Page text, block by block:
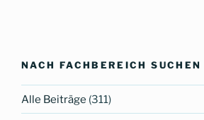
NACH FACHBEREICH SUCHEN
Alle Beiträge (311)